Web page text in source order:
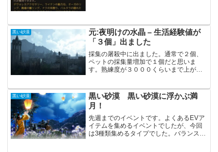
４個デヴォレカ・・・５個...
黒い砂漠
元:夜明けの水晶 – 生活経験値が
「３個」出ました
採集の屠殺中に出ました。通常で２個、
ペットの採集量増加で１個だと思いま
す。熟練度が３０００くらいまで上がれ
ります。まぁ、しばらくはMOB狩り用の
装備更新が優先です。ぴん...
黒い砂漠
黒い砂漠 黒い砂漠に浮かぶ満
月！
先週までのイベントです。よくあるEVア
イテムを集めるイベントでしたが、今回
は3種類集めるタイプでした。バランスよ